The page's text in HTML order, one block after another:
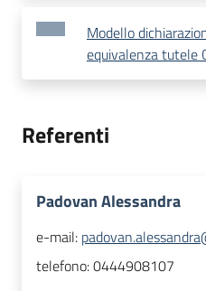
Modello
equivalenza tutele
Referenti
Padovan Alessandra
e-mail:
telefono:0444908107